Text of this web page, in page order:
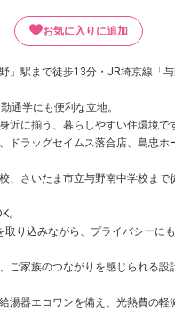
お気に入りに追加
」駅まで徒歩13分・JR埼京線「
通学にも便利な立地。
近に揃う、暮らしやすい住環境で
ドラッグセイムス落合店、島忠ホ
、さいたま市立与野南中学校まで
。
取り込みながら、プライバシーに
ご家族のつながりを感じられる設
湯器エコワンを備え、光熱費の軽